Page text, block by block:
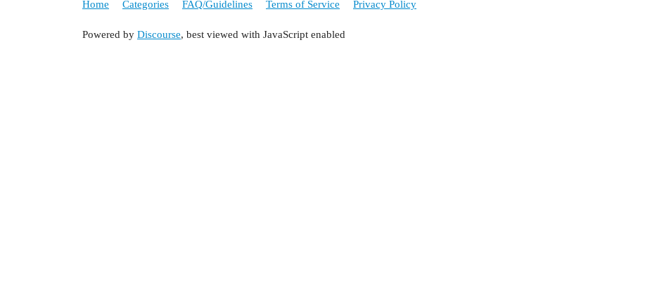
Home Categories FAQ/Guidelines Terms of Service Privacy Policy
Powered by Discourse, best viewed with JavaScript enabled